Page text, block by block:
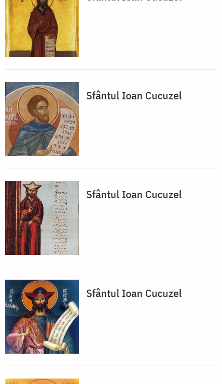
Sfântul Ioan Cucuzel
Sfântul Ioan Cucuzel
Sfântul Ioan Cucuzel